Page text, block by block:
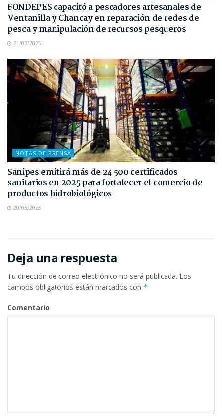
FONDEPES capacitó a pescadores artesanales de
Ventanilla y Chancay en reparación de redes de
pesca y manipulación de recursos pesqueros
21/03/2025
NOTAS DE PRENSA
Sanipes emitirá más de 24 500 certificados
sanitarios en 2025 para fortalecer el comercio de
productos hidrobiológicos
20/03/2025
Deja una respuesta
Tu dirección de correo electrónico no será publicada. Los
campos obligatorios están marcados con *
Comentario